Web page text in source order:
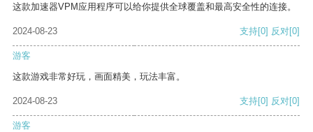
这款加速器VPM应用程序可以给你提供全球覆盖和最高安全性的连接。
2024-08-23 支持[0] 反对[0]
游客
这款游戏非常好玩，画面精美，玩法丰富。
2024-08-23 支持[0] 反对[0]
游客